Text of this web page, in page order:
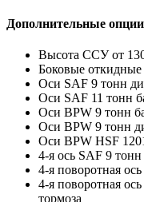
Дополнительные
Высота ССУ от
Боковые откидные
Оси SAF 9 тонн
Оси SAF 11 тонн
Оси BPW 9 тонн
Оси BPW 9 тонн
Оси BPW HSF
4-я ось SAF 9
4-я поворотная
4-я поворотная
тормоза